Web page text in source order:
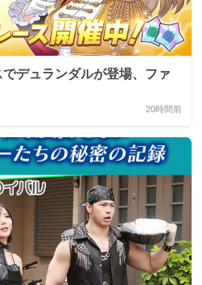
デュランダルが登場、ファ
20時間前